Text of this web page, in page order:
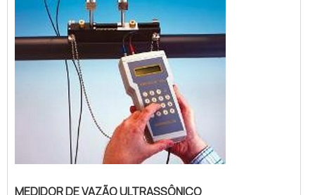
MEDIDOR DE VAZÃO ULTRASSÔNICO